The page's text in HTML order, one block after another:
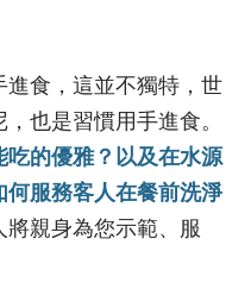
食，這並不獨特，世
也是習慣用手進食。
的優雅？以及在水源
服務客人在餐前洗淨
親身為您示範、服